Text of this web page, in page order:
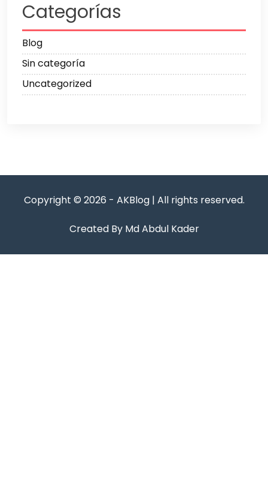
Categorías
Blog
Sin categoría
Uncategorized
Copyright © 2026 - AKBlog | All rights reserved.
Created By Md Abdul Kader